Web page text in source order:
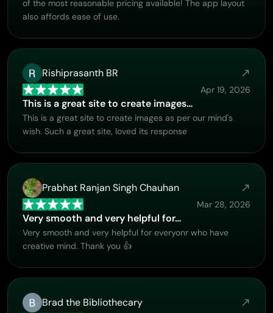
of the most reasonable pricing available! The app layout
also affords ease of use.
Rishiprasanth BR
Apr 19, 2026
This is a great site to create images…
This is a great site to create images as per our mind's
wish. Such a great site, loved its response
Prabhat Ranjan Singh Chauhan
Mar 28, 2026
Very smooth and very helpful for…
Very smooth and very helpful for everyonr who have
creative mind. Thank you 👍
Brad the Bibliothecary